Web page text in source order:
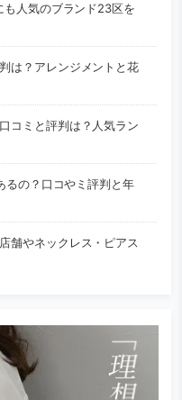
人気のブランド23区を
は？アレンジメントと花
コミと評判は？人気ラン
の？口コやミ評判と年
舗やネックレス・ピアス